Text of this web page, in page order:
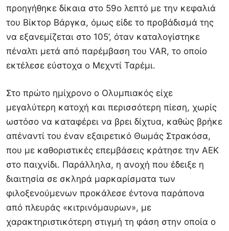
προηγήθηκε δίκαια στο 59ο λεπτό με την κεφαλιά
του Βίκτορ Βάργκα, όμως είδε το προβάδισμά της
να εξανεμίζεται στο 105’, όταν καταλογίστηκε
πέναλτι μετά από παρέμβαση του VAR, το οποίο
εκτέλεσε εύστοχα ο Μεχντί Ταρέμι.
Στο πρώτο ημίχρονο ο Ολυμπιακός είχε
μεγαλύτερη κατοχή και περισσότερη πίεση, χωρίς
ωστόσο να καταφέρει να βρει δίχτυα, καθώς βρήκε
απέναντί του έναν εξαιρετικό Θωμάς Στρακόσα,
που με καθοριστικές επεμβάσεις κράτησε την ΑΕΚ
στο παιχνίδι. Παράλληλα, η ανοχή που έδειξε η
διαιτησία σε σκληρά μαρκαρίσματα των
φιλοξενούμενων προκάλεσε έντονα παράπονα
από πλευράς «κιτρινόμαυρων», με
χαρακτηριστικότερη στιγμή τη φάση στην οποία ο